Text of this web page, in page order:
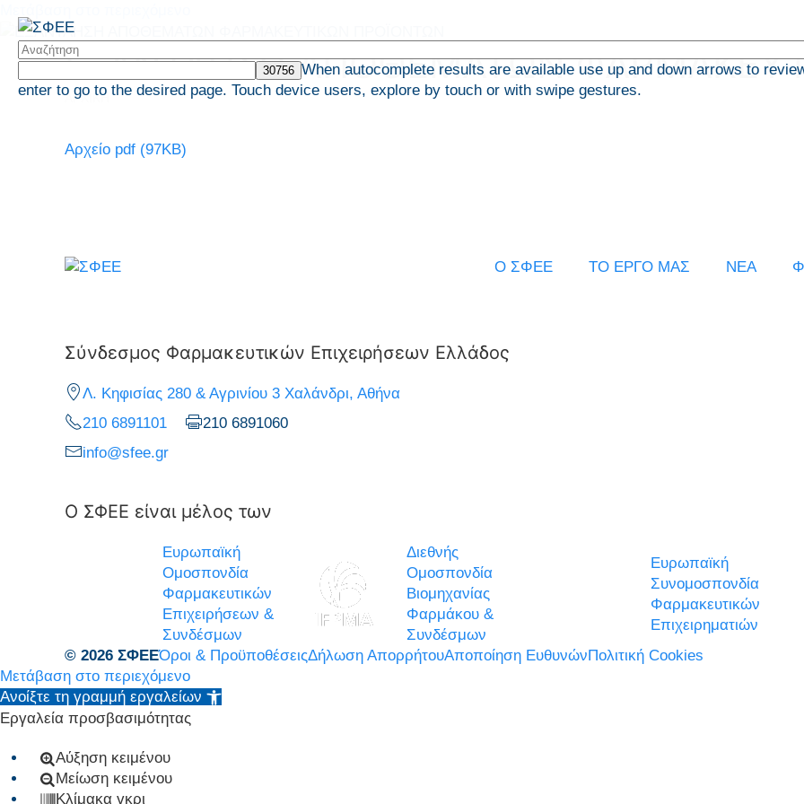
When autocomplete results are available use up and down arrows to
enter to go to the desired page. Touch device users, explore by touch or with swipe gestures.
ΕΞΑΝΤΛΗΣΗ ΑΠΟΘΕΜΑΤΩΝ
ΑΡΧΙΚΗ
Αρχείο pdf (97KB)
Ο ΣΦΕΕ ΤΟ ΕΡΓΟ ΜΑΣ ΝΕΑ
Σύνδεσμος Φαρμακευτικών Επιχειρήσεων Ελλάδος
Λ. Κηφισίας 280 & Αγρινίου 3 Χαλάνδρι, Αθήνα
210 6891101
210 6891060
info@sfee.gr
Ο ΣΦΕΕ είναι μέλος των
Ευρωπαϊκή
Ομοσπονδία
Φαρμακευτικών
Επιχειρήσεων &
Συνδέσμων
Διεθνής
Ομοσπονδία
Βιομηχανίας
Φαρμάκου &
Συνδέσμων
Ευρωπαϊκή
Συνομοσπονδία
Φαρμακευτικών
Επιχειρηματιών
© 2026 ΣΦΕΕΌροι & ΠροϋποθέσειςΔήλωση ΑπορρήτουΑποποίηση ΕυθυνώνΠολιτική Cookies
Μετάβαση στο περιεχόμενο
Ανοίξτε τη γραμμή εργαλείων
Εργαλεία προσβασιμότητας
Αύξηση κειμένου
Μείωση κειμένου
Κλίμακα γκρι